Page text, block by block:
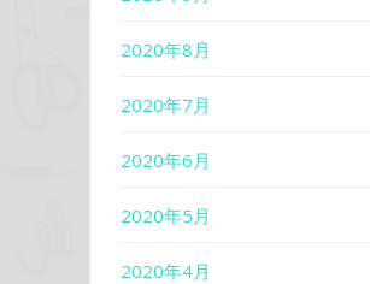
2020年8月
2020年7月
2020年6月
2020年5月
2020年4月